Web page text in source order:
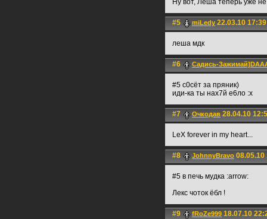
Ну вот, Лёша теперь уже не
#5 miLedy 22.03.10 17:39
леша мдк
#6 Садись-
#5 с0сёт за пряник)
иди-ка ты нах7й е6ло :x
#7 Очкодав 28.04.10
LeX forever in my heart...
#8 JohnnyBravo 08.05.10
#5 в печь мудка :arrow:
Лекс чоток ёбл !
#9 fRoZe999 18.07.10